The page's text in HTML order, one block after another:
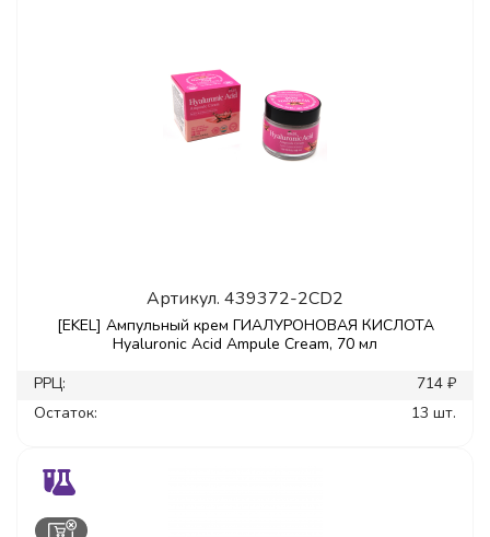
Артикул. 439372-2CD2
[EKEL] Ампульный крем ГИАЛУРОНОВАЯ КИСЛОТА
Hyaluronic Acid Ampule Cream, 70 мл
РРЦ:
714 ₽
Остаток:
13 шт.